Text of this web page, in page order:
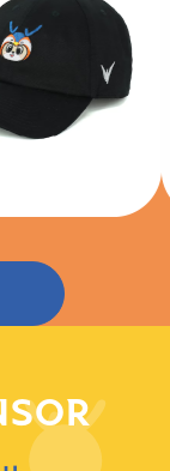
/ PEACE S